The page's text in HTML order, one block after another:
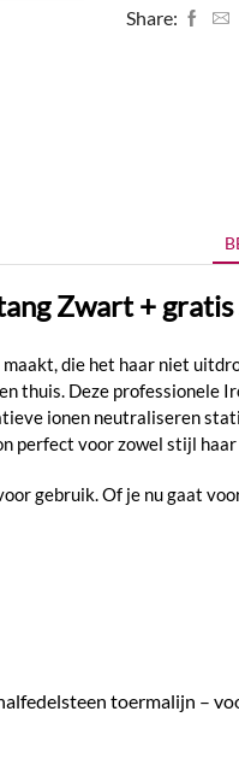
Share:
Zwart +
die het haar niet
thuis. Deze
ionen neutraliseren
perfect voor zowel stijl
gebruik. Of je nu gaat
toermalijn –